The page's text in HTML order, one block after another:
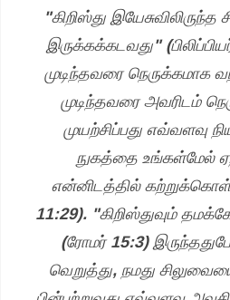
"கிறிஸ்து
இருக்கக்கடவது"
முடிந்தவரை நெருக்கமாக
முடிந்தவரை அவரிடம்
முயற்சிப்பது எவ்வளவு
நுகத்தை உங்கள்மேல்
என்னிடத்தில்
11:29). "கிறிஸ்துவும்
(ரோமர் 15:3)
வெறுத்து, நமது